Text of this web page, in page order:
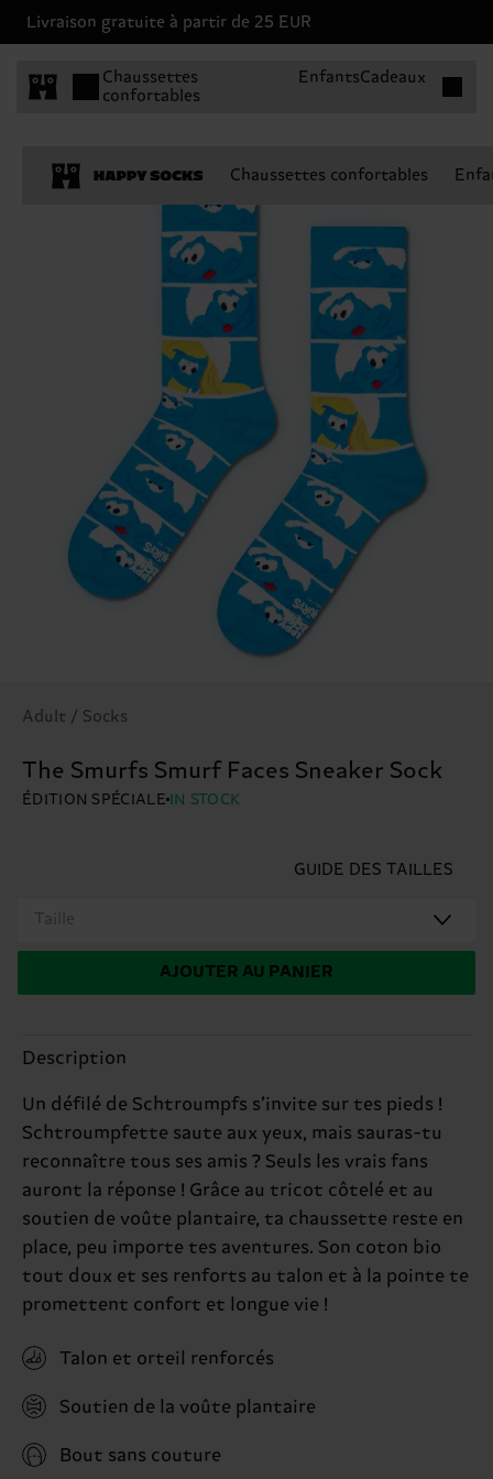
Livraison gratuite à partir de 25 EUR
Chaussettes
confortables
EnfantsCadeaux
Chaussettes confortables
Adult / Socks
The Smurfs Smurf Faces Sneaker Sock
ÉDITION SPÉCIALE IN STOCK
GUIDE DES TAILLES
Taille
AJOUTER AU PANIER
Description
Un défilé de Schtroumpfs s’invite sur tes pieds !
Schtroumpfette saute aux yeux, mais sauras-tu
reconnaître tous ses amis ? Seuls les vrais fans
auront la réponse ! Grâce au tricot côtelé et au
soutien de voûte plantaire, ta chaussette reste en
place, peu importe tes aventures. Son coton bio
tout doux et ses renforts au talon et à la pointe te
promettent confort et longue vie !
Talon et orteil renforcés
Soutien de la voûte plantaire
Bout sans couture